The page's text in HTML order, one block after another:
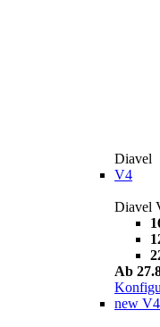
Diavel
V4
Diavel
Ab
new